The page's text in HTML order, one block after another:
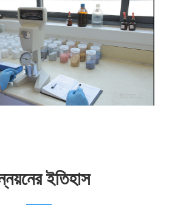
ইতিহাস